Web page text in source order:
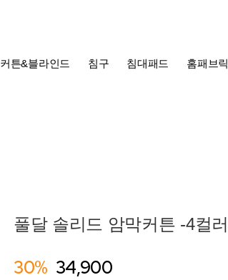
커튼&블라인드 침구 침대패드 홈패브릭
풀달 솔리드 암막커튼 -4컬러
30% 34,900